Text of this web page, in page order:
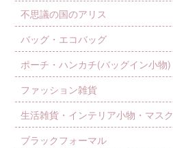
不思議の国のアリス
バッグ・エコバッグ
ポーチ・ハンカチ(バッグイン小物)
ファッション雑貨
生活雑貨・インテリア小物・マスク
ブラックフォーマル